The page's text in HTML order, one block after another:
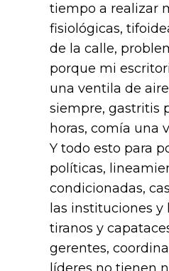
tiempo a realizar
fisiológicas,
de la calle,
porque mi
una ventila de
siempre, gastritis
horas, comía una
Y todo esto para
políticas,
condicionadas,
las instituciones y
tiranos y
gerentes,